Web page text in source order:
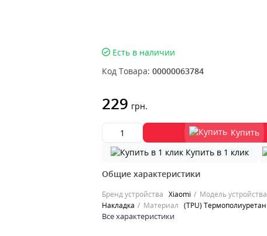
Есть в наличии
Код Товара: 00000063784
229 грн.
Купить
Купить в 1 клик
Общие характеристики
Бренд устройства Xiaomi Модель устройства
Накладка
Материал (TPU) Термополиуретан
Все характеристики